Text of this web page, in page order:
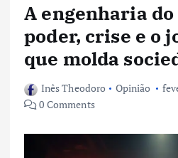
A engenharia do
poder, crise e o
que molda
Inês Theodoro Opinião
0 Comments